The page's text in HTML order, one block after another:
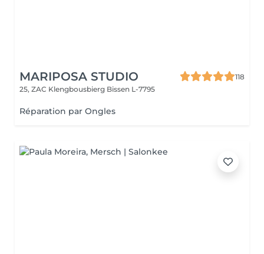
MARIPOSA STUDIO
118
25, ZAC Klengbousbierg Bissen L-7795
Réparation par Ongles